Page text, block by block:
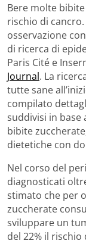
Bere molte
rischio di
osservazione
di ricerca di
Paris Cité e
Journal. La
tutte sane
compilato
suddivisi in base
bibite
dietetiche con
Nel corso del
diagnosticati
stimato che per
zuccherate
sviluppare un
del 22% il